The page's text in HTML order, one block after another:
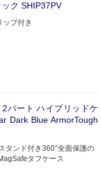
ク SHIP37PV
ップ付き
パート ハイブリッドケ
Dark Blue ArmorTough
タンド付き360°全面保護の
タフケース